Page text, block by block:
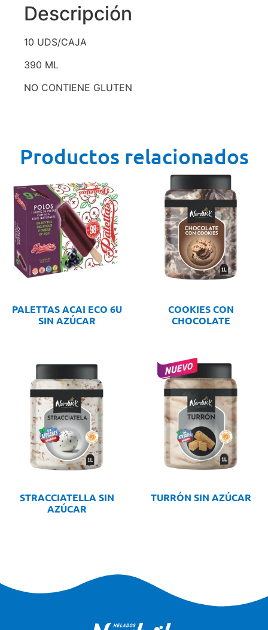
Descripción
10 UDS/CAJA
390 ML
NO CONTIENE GLUTEN
Productos relacionados
PALETTAS ACAI ECO 6U
SIN AZÚCAR
COOKIES CON
CHOCOLATE
STRACCIATELLA SIN
AZÚCAR
TURRÓN SIN AZÚCAR